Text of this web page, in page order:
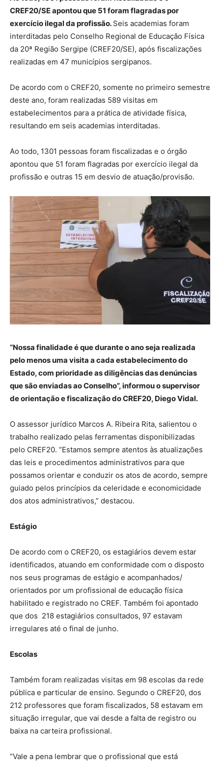
CREF20/SE apontou que 51 foram flagradas por
exercício ilegal da profissão. Seis academias foram
interditadas pelo Conselho Regional de Educação Física
da 20ª Região Sergipe (CREF20/SE), após fiscalizações
realizadas em 47 municípios sergipanos.
De acordo com o CREF20, somente no primeiro semestre
deste ano, foram realizadas 589 visitas em
estabelecimentos para a prática de atividade física,
resultando em seis academias interditadas.
Ao todo, 1301 pessoas foram fiscalizadas e o órgão
apontou que 51 foram flagradas por exercício ilegal da
profissão e outras 15 em desvio de atuação/provisão.
“Nossa finalidade é que durante o ano seja realizada
pelo menos uma visita a cada estabelecimento do
Estado, com prioridade as diligências das denúncias
que são enviadas ao Conselho”, informou o supervisor
de orientação e fiscalização do CREF20, Diego Vidal.
O assessor jurídico Marcos A. Ribeira Rita, salientou o
trabalho realizado pelas ferramentas disponibilizadas
pelo CREF20. “Estamos sempre atentos às atualizações
das leis e procedimentos administrativos para que
possamos orientar e conduzir os atos de acordo, sempre
guiado pelos princípios da celeridade e economicidade
dos atos administrativos,” destacou.
Estágio
De acordo com o CREF20, os estagiários devem estar
identificados, atuando em conformidade com o disposto
nos seus programas de estágio e acompanhados/
orientados por um profissional de educação física
habilitado e registrado no CREF. Também foi apontado
que dos 218 estagiários consultados, 97 estavam
irregulares até o final de junho.
Escolas
Também foram realizadas visitas em 98 escolas da rede
pública e particular de ensino. Segundo o CREF20, dos
212 professores que foram fiscalizados, 58 estavam em
situação irregular, que vai desde a falta de registro ou
baixa na carteira profissional.
“Vale a pena lembrar que o profissional que está